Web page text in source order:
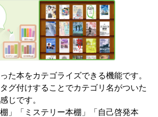
た本をカテゴライズできる機能です。
グ付けすることでカテゴリ名がついた
じです。
」「ミステリー本棚」「自己啓発本